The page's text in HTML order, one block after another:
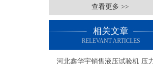
查看更多 >>
相关文章
RELEVANT ARTICLES